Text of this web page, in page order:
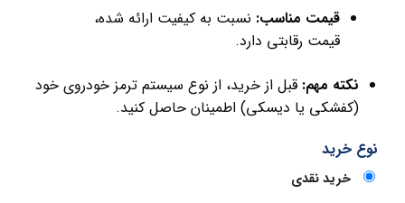
قیمت مناسب:نسبت به کیفیت ارائه شده،
قیمت رقابتی دارد.
نکته مهم:قبل از خرید، از نوع سیستم ترمز خودروی خود
(کفشکی یا دیسکی) اطمینان حاصل کنید.
نوع خرید
خرید نقدی